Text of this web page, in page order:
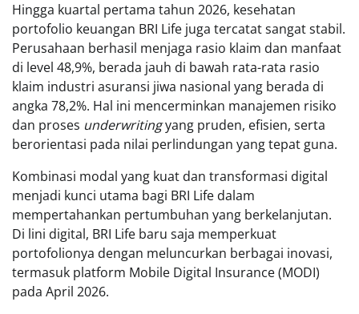
Hingga kuartal pertama tahun 2026, kesehatan
portofolio keuangan BRI Life juga tercatat sangat stabil.
Perusahaan berhasil menjaga rasio klaim dan manfaat
di level 48,9%, berada jauh di bawah rata-rata rasio
klaim industri asuransi jiwa nasional yang berada di
angka 78,2%. Hal ini mencerminkan manajemen risiko
dan proses underwritingyang pruden, efisien, serta
berorientasi pada nilai perlindungan yang tepat guna.
Kombinasi modal yang kuat dan transformasi digital
menjadi kunci utama bagi BRI Life dalam
mempertahankan pertumbuhan yang berkelanjutan.
Di lini digital, BRI Life baru saja memperkuat
portofolionya dengan meluncurkan berbagai inovasi,
termasuk platform Mobile Digital Insurance (MODI)
pada April 2026.